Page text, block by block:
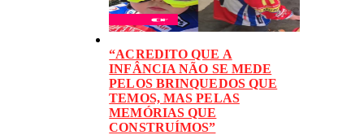
“ACREDITO QUE A
INFÂNCIA NÃO SE MEDE
PELOS BRINQUEDOS QUE
TEMOS, MAS PELAS
MEMÓRIAS QUE
CONSTRUÍMOS”